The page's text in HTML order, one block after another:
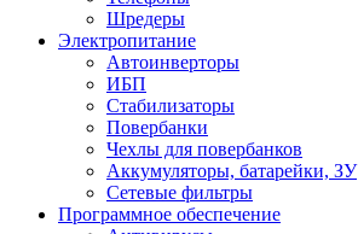
Шредеры
Электропитание
Автоинверторы
ИБП
Стабилизаторы
Повербанки
Чехлы для повербанков
Аккумуляторы, батарейки, ЗУ
Сетевые фильтры
Программное обеспечение